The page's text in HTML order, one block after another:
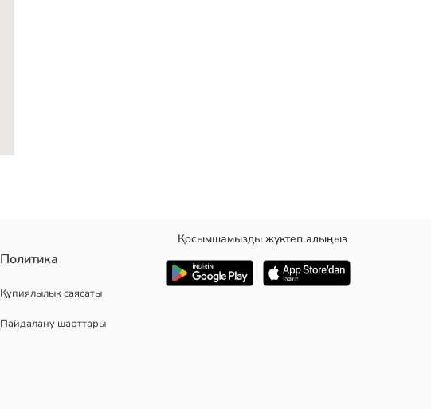
Политика
Құпиялылық саясаты
Пайдалану шарттары
Қосымшамызды жүктеп алыңыз